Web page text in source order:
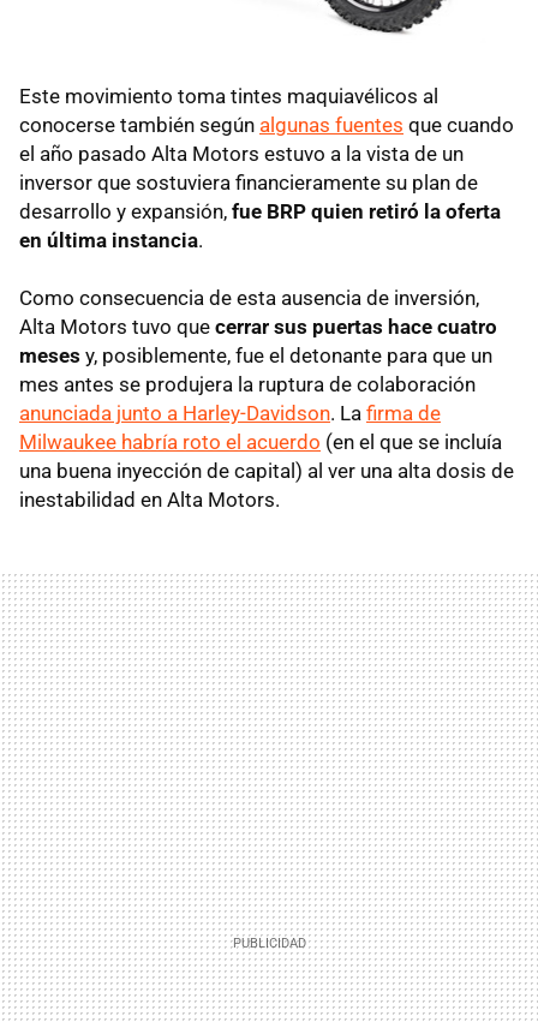
Este movimiento toma tintes maquiavélicos al
conocerse también según algunas fuentes que cuando
el año pasado Alta Motors estuvo a la vista de un
inversor que sostuviera financieramente su plan de
desarrollo y expansión, fue BRP quien retiró la oferta
en última instancia.
Como consecuencia de esta ausencia de inversión,
Alta Motors tuvo que cerrar sus puertas hace cuatro
meses y, posiblemente, fue el detonante para que un
mes antes se produjera la ruptura de colaboración
anunciada junto a Harley-Davidson. La firma de
Milwaukee habría roto el acuerdo (en el que se incluía
una buena inyección de capital) al ver una alta dosis de
inestabilidad en Alta Motors.